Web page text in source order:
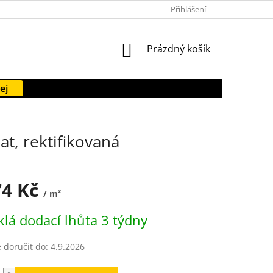
FORMULÁŘE KE STAŽENÍ
Přihlášení
NÁKUPNÍ
Prázdný košík
rektifikovaná
Kč / m²
dodací lhůta 3 týdny
doručit do: 4.9.2026